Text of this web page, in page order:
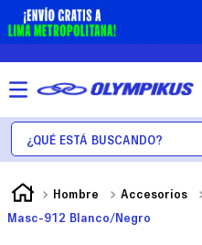
¿Qué está buscando?
Hombre Accesorios
Masc-912 Blanco/Negro